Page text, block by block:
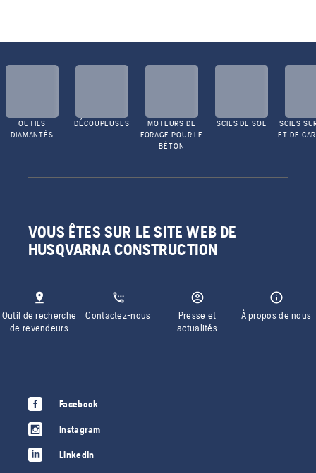
OUTILS
DIAMANTÉS
DÉCOUPEUSES
MOTEURS DE
FORAGE POUR LE
BÉTON
SCIES DE SOL
SCIES
ET DE
VOUS ÊTES SUR LE SITE WEB DE
HUSQVARNA CONSTRUCTION
Outil de recherche
de revendeurs
Contactez-nous
Presse et
actualités
À propos de nous
Facebook
Instagram
LinkedIn